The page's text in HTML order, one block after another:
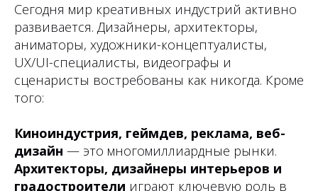
Сегодня мир креативных индустрий активно
развивается. Дизайнеры, архитекторы,
аниматоры, художники-концептуалисты,
UX/UI-специалисты, видеографы и
сценаристы востребованы как никогда. Кроме
того:
Киноиндустрия, геймдев, реклама, веб-
дизайн — это многомиллиардные рынки.
Архитекторы, дизайнеры интерьеров и
градостроители играют ключевую роль в